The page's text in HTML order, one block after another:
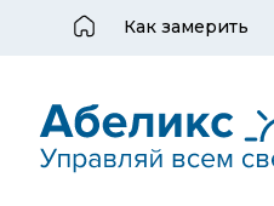
Как замерить